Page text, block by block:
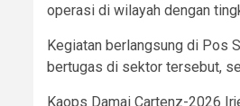
operasi di wilayah dengan
Kegiatan berlangsung di Pos
bertugas di sektor tersebut,
Kaops Damai Cartenz-2026